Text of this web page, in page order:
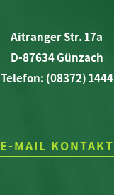
Aitranger Str. 17a
D-87634 Günzach
Telefon: (08372) 1444
E-MAIL KONTAKT